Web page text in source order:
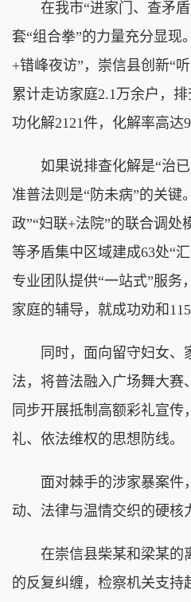
在我市“进家门、查矛盾
套“组合拳”的力量充分显现
+错峰夜访”，崇信县创新“
累计走访家庭2.1万余户，
功化解2121件，化解率高达
如果说排查化解是“治已
准普法则是“防未病”的关键
政”“妇联+法院”的联合调处
等矛盾集中区域建成63处“
专业团队提供“一站式”服务
家庭的辅导，就成功劝和115
同时，面向留守妇女、
法，将普法融入广场舞大赛
同步开展抵制高额彩礼宣传
礼、依法维权的思想防线。
面对棘手的涉家暴案件
动、法律与温情交织的硬核
在崇信县柴某和梁某的
的反复纠缠，检察机关支持